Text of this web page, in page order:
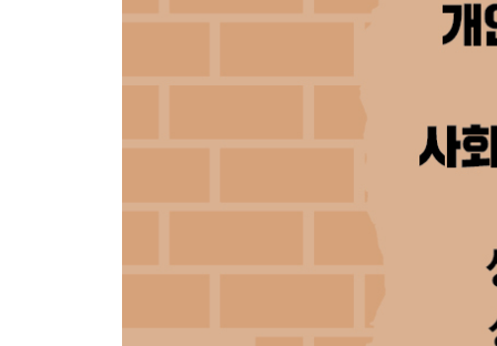
주석 / 참고문헌 / 감사의 말